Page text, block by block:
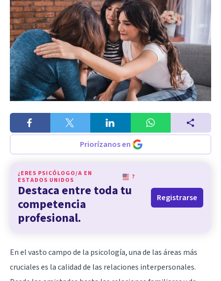
Priorízanos en
¿ERES PSICÓLOGO/A EN
ESTADOS UNIDOS
?
Destaca entre toda tu
competencia
profesional.
Registrarse
En el vasto campo de la psicología, una de las áreas más
cruciales es la calidad de las relaciones interpersonales.